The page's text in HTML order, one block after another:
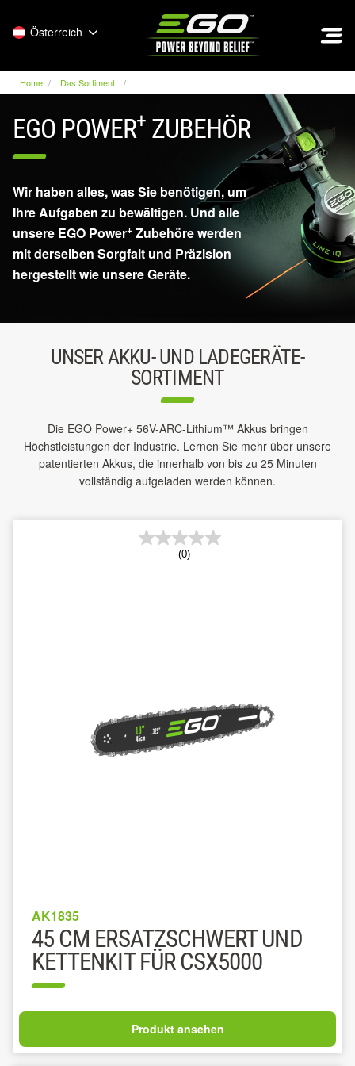
Österreich
Home Das Sortiment
EGO POWER+ZUBEHÖR
Wir haben alles, was Sie benötigen, um
Ihre Aufgaben zu bewältigen. Und alle
unsere EGO Power+ Zubehöre werden
mit derselben Sorgfalt und Präzision
hergestellt wie unsere Geräte.
UNSER AKKU- UND LADEGERÄTE-
SORTIMENT
Die EGO Power+ 56V-ARC-Lithium™ Akkus bringen
Höchstleistungen der Industrie. Lernen Sie mehr über unsere
patentierten Akkus, die innerhalb von bis zu 25 Minuten
vollständig aufgeladen werden können.
(0)
AK1835
45 CM ERSATZSCHWERT UND
KETTENKIT FÜR CSX5000
Produkt ansehen